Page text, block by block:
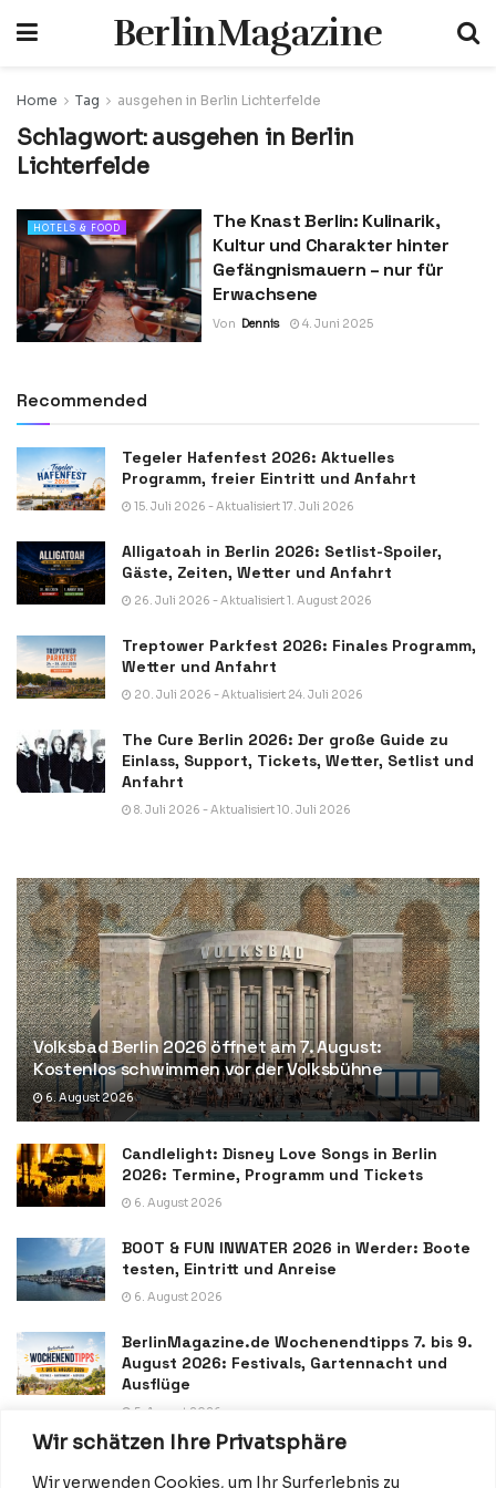
Wir schätzen Ihre Privatsphäre
Wir verwenden Cookies, um Ihr Surferlebnis zu
BerlinMagazine
Home Tag ausgehen in Berlin Lichterfelde
Schlagwort: ausgehen in Berlin
Lichterfelde
HOTELS & FOOD
The Knast Berlin: Kulinarik,
Kultur und Charakter hinter
Gefängnismauern – nur für
Erwachsene
Von Dennis 4. Juni 2025
Recommended
Tegeler Hafenfest 2026: Aktuelles
Programm, freier Eintritt und Anfahrt
15. Juli 2026 - Aktualisiert 17. Juli 2026
Alligatoah in Berlin 2026: Setlist-Spoiler,
Gäste, Zeiten, Wetter und Anfahrt
26. Juli 2026 - Aktualisiert 1. August 2026
Treptower Parkfest 2026: Finales Programm,
Wetter und Anfahrt
20. Juli 2026 - Aktualisiert 24. Juli 2026
The Cure Berlin 2026: Der große Guide zu
Einlass, Support, Tickets, Wetter, Setlist und
Anfahrt
8. Juli 2026 - Aktualisiert 10. Juli 2026
Volksbad Berlin 2026 öffnet am 7. August:
Kostenlos schwimmen vor der Volksbühne
6. August 2026
Candlelight: Disney Love Songs in Berlin
2026: Termine, Programm und Tickets
6. August 2026
BOOT & FUN INWATER 2026 in Werder: Boote
testen, Eintritt und Anreise
6. August 2026
BerlinMagazine.de Wochenendtipps 7. bis 9.
August 2026: Festivals, Gartennacht und
Ausflüge
5. August 2026